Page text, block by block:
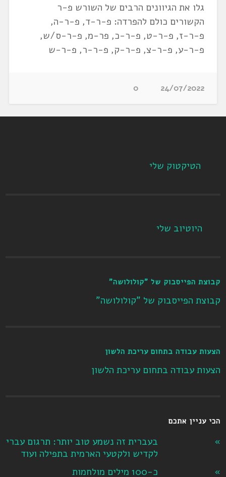
גלו את הגיוונים הרבים של השורש פ-ר
הקשורים כולם להפרדה: פ-ר-ד, פ-ר-ה,
פ-ר-ז, פ-ר-ט, פ-ר-כ, פר-מ, פ-ר-ס/ש,
פ-ר-ע, פ-ר-צ, פ-ר-ק, פ-ר-ר, פ-ר-ש
24/07/2022
0
הטיקטוק שלי
היוטיוב שלי
קבוצת הפייסבוק של "קולולושה"
קבוצת הפייסבוק של "קולולושה"
הצעות עבודה בתחום עריכת הלשון
הצעות עבודה בתחום עריכת הלשון
הכי עניין אתכם
בעברית זה נשמע טוב יותר: תרגום עברי
לקדיש ולקטעי הארמית בתפילה ועוד
כ-100 מילים מולחמות